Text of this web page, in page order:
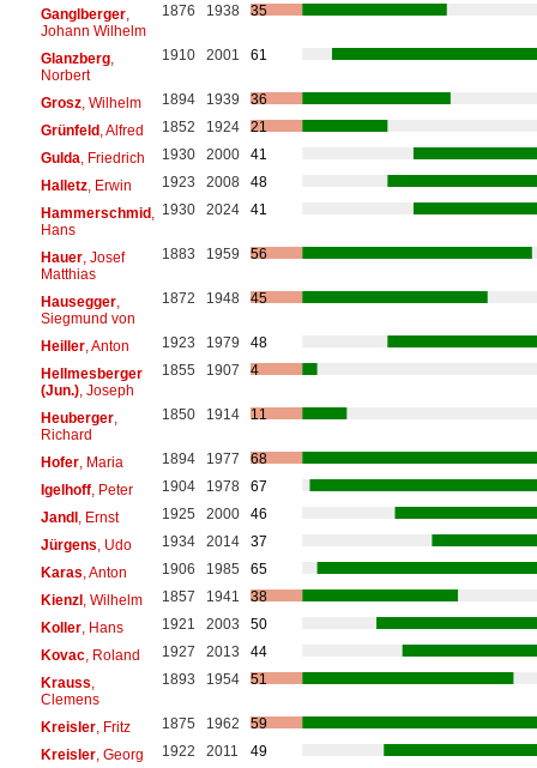
Ganglberger,
Johann Wilhelm
1876 1938 35
Glanzberg,
Norbert
1910 2001 61
Grosz, Wilhelm 1894 1939
36
Grünfeld, Alfred 1852 1924
21
Gulda , Friedrich 1930 2000
41
Halletz, Erwin 1923 2008
48
Hammerschmid,
Hans
1930 2024 41
Hauer, Josef
Matthias
1883 1959 56
Hausegger,
Siegmund von
1872 1948 45
Heiller, Anton 1923 1979
48
Hellmesberger
(Jun.), Joseph
1855 1907 4
Heuberger,
Richard
1850 1914 11
Hofer, Maria 1894 1977
68
Igelhoff, Peter 1904 1978
67
Jandl, Ernst 1925 2000
46
Jürgens , Udo 1934 2014
37
Karas , Anton 1906 1985
65
Kienzl, Wilhelm 1857 1941
38
Koller, Hans 1921 2003
50
Kovac, Roland 1927 2013
44
Krauss
Clemens
1893 1954 51
Kreisler, Fritz 1875 1962
59
Kreisler, Georg 1922 2011
49